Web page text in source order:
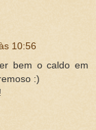
10:56
bem o caldo em
:)